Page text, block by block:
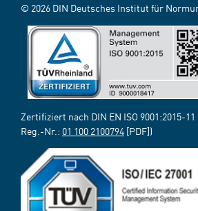
© 2026 DIN Deutsches Institut für
Zertifiziert nach DIN EN ISO 9001:2015-
Reg.-Nr.: 01 100 2100794 [PDF])